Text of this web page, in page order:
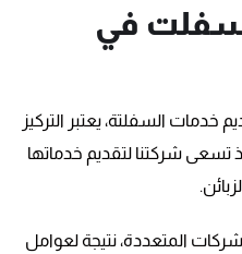
في
السفلتة، يعتبر التركيز
تسعى شركتنا لتقديم خدماتها
المتعددة، نتيجة لعوامل